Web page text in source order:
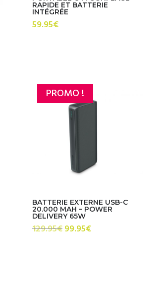
RAPIDE ET BATTERIE
INTÉGRÉE
59.95€
PROMO !
BATTERIE EXTERNE USB-C
20.000 MAH – POWER
DELIVERY 65W
129.95€Le
99.95€Le